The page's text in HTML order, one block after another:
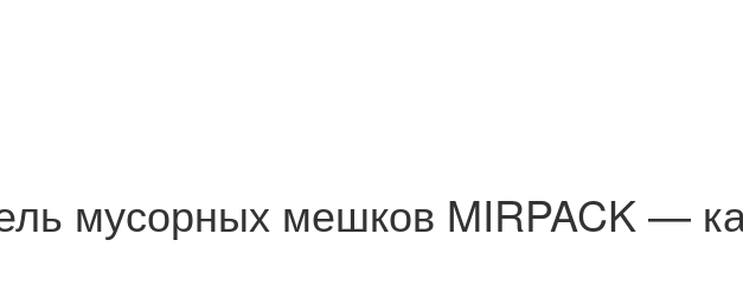
мусорных мешков MIRPACK —